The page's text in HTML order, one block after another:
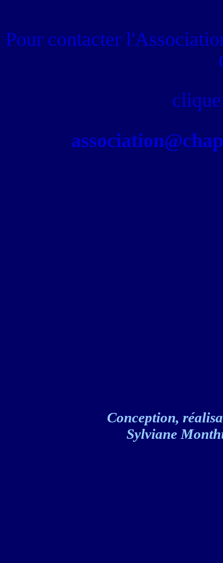
Pour contacter
Conception,
Sylviane